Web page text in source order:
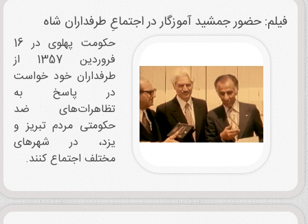
فیلم: حضور جمشید آموزگار در اجتماعِ طرفداران شاه
حکومت پهلوی در 16
فروردین 1357 از
طرفداران خود خواست
در پاسخ به
تظاهرات‌های ضد
حکومتی مردم تبریز و
یزد، در شهرهای
مختلف اجتماع کنند.